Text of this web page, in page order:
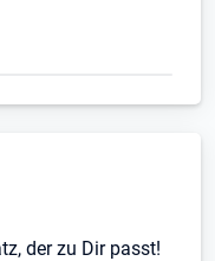
der zu Dir passt!